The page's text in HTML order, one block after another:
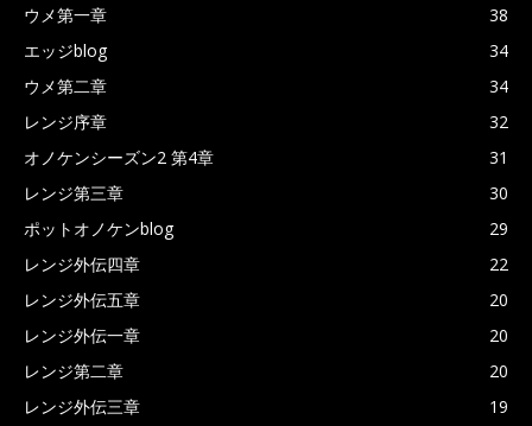
ウメ第一章
38
エッジblog
34
ウメ第二章
34
レンジ序章
32
オノケンシーズン2 第4章
31
レンジ第三章
30
ポットオノケンblog
29
レンジ外伝四章
22
レンジ外伝五章
20
レンジ外伝一章
20
レンジ第二章
20
レンジ外伝三章
19